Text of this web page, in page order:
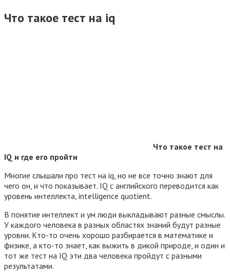
Что такое тест на iq
Что такое тест на
IQ и где его пройти
Многие слышали про тест на iq, но не все точно знают для
чего он, и что показывает. IQ с английского переводится как
уровень интеллекта, intelligence quotient.
В понятие интеллект и ум люди выкладывают разные смыслы.
У каждого человека в разных областях знаний будут разные
уровни. Кто-то очень хорошо разбирается в математике и
физике, а кто-то знает, как выжить в дикой природе, и один и
тот же тест на IQ эти два человека пройдут с разными
результатами.